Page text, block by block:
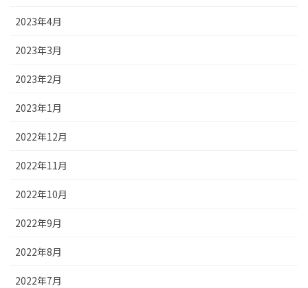
2023年4月
2023年3月
2023年2月
2023年1月
2022年12月
2022年11月
2022年10月
2022年9月
2022年8月
2022年7月